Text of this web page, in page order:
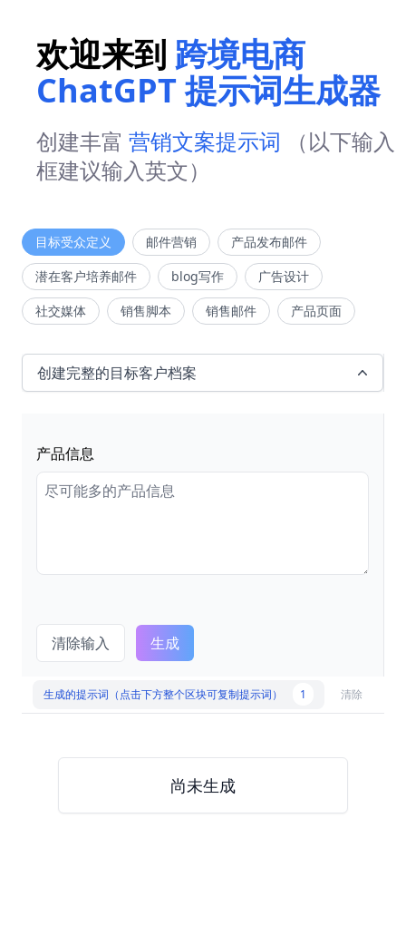
欢迎来到 跨境电商
ChatGPT 提示词生成器
创建丰富 营销文案提示词 （以下输入
框建议输入英文）
目标受众定义 邮件营销
产品发布邮件
潜在客户培养邮件
blog写作
广告设计
社交媒体
销售脚本 销售邮件 产品页面
创建完整的目标客户档案
产品信息
清除输入 生成
生成的提示词（点击下方整个区块可复制提示词） 1 清除
尚未生成